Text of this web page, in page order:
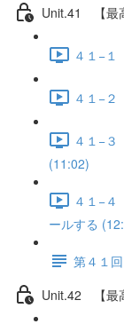
Unit.41 【最
４１−
４１−
４１−
(11:02)
４１−
ールする
第４１
Unit.42 【最